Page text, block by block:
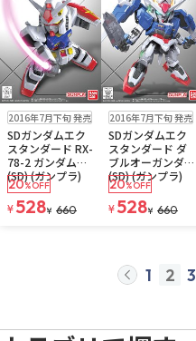
販売中残りわずか
2016年7月下旬 発売
SDガンダムエク
スタンダード RX-
78-2 ガンダム
(SD) (ガンプラ)
20%OFF
¥ 528¥ 660
販売中
2016年7月下旬 発売
SDガンダムエク
スタンダード ダ
ブルオーガンダム
(SD) (ガンプラ)
20%OFF
¥ 528¥ 660
prev 1 2 3